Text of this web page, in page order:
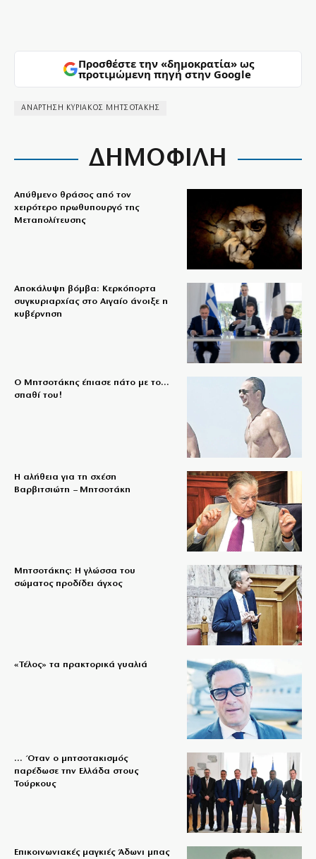
Προσθέστε την «δημοκρατία» ως
προτιμώμενη πηγή στην Google
ΑΝΑΡΤΗΣΗ ΚΥΡΙΑΚΟΣ ΜΗΤΣΟΤΑΚΗΣ
ΔΗΜΟΦΙΛΗ
Απύθμενο θράσος από τον
χειρότερο πρωθυπουργό της
Μεταπολίτευσης
Αποκάλυψη βόμβα: Κερκόπορτα
συγκυριαρχίας στο Αιγαίο άνοιξε η
κυβέρνηση
Ο Μητσοτάκης έπιασε πάτο με το…
σπαθί του!
Η αλήθεια για τη σχέση
Βαρβιτσιώτη – Μητσοτάκη
Μητσοτάκης: Η γλώσσα του
σώματος προδίδει άγχος
«Τέλος» τα πρακτορικά γυαλιά
… Όταν ο μητσοτακισμός
παρέδωσε την Ελλάδα στους
Τούρκους
Επικοινωνιακές μαγκιές Άδωνι μπας